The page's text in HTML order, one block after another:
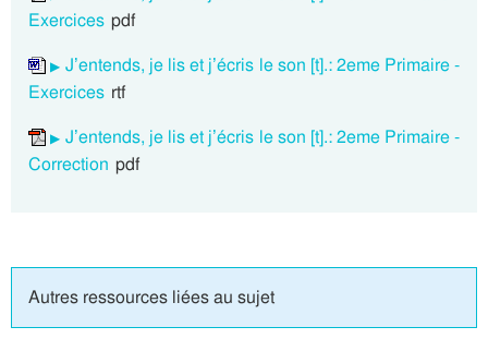
Exercices pdf
J’entends, je lis et j’écris le son [t].: 2eme Primaire -
Exercices rtf
J’entends, je lis et j’écris le son [t].: 2eme Primaire -
Correction pdf
Autres ressources liées au sujet